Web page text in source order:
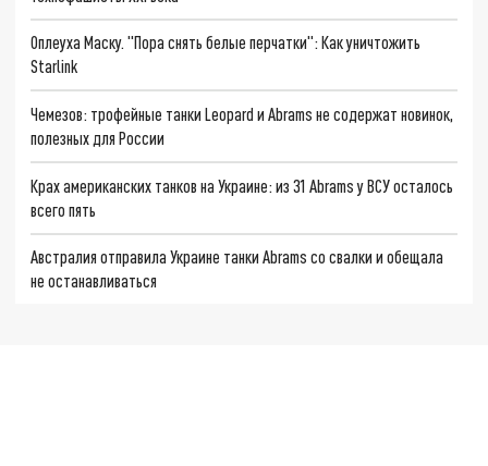
Оплеуха Маску. "Пора снять белые перчатки": Как уничтожить
Starlink
Чемезов: трофейные танки Leopard и Abrams не содержат новинок,
полезных для России
Крах американских танков на Украине: из 31 Abrams у ВСУ осталось
всего пять
Австралия отправила Украине танки Abrams со свалки и обещала
не останавливаться